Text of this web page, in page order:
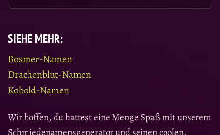
SIEHE MEHR:
Bosmer-Namen
Drachenblut-Namen
Kobold-Namen
Wir hoffen, du hattest eine Menge Spaß mit unserem
Schmiedenamensgenerator und seinen coolen,